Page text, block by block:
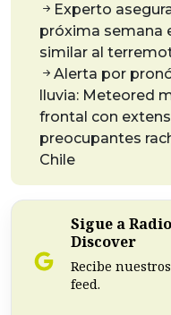
Experto
próxima semana
similar al
Alerta por
lluvia: Meteored
frontal con
preocupantes
Chile
Sigue a
Discover
Recibe
feed.